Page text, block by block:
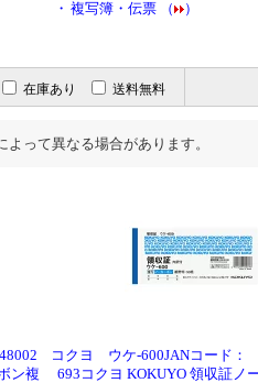
・ 複写簿・伝票 （ ）
在庫あり 送料無料
って異なる場合があります。
ン複
コクヨ ウケ-600JANコード：
693コクヨ KOKUYO 領収証ノ